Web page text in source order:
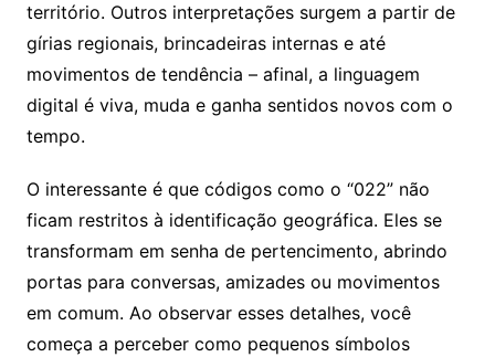
território. Outros interpretações surgem a partir de
gírias regionais, brincadeiras internas e até
movimentos de tendência – afinal, a linguagem
digital é viva, muda e ganha sentidos novos com o
tempo.
O interessante é que códigos como o “022” não
ficam restritos à identificação geográfica. Eles se
transformam em senha de pertencimento, abrindo
portas para conversas, amizades ou movimentos
em comum. Ao observar esses detalhes, você
começa a perceber como pequenos símbolos